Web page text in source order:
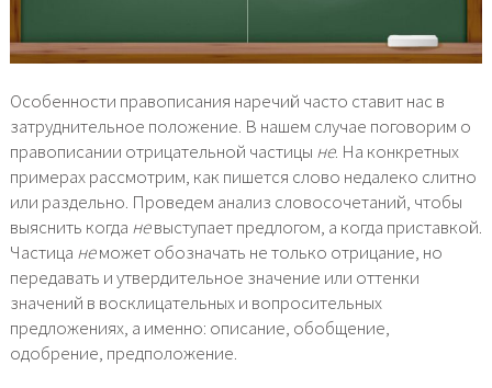
Особенности правописания наречий часто ставит нас в
затруднительное положение. В нашем случае поговорим о
правописании отрицательной частицы не. На конкретных
примерах рассмотрим, как пишется слово недалеко слитно
или раздельно. Проведем анализ словосочетаний, чтобы
выяснить когда невыступает предлогом, а когда приставкой.
Частица неможет обозначать не только отрицание, но
передавать и утвердительное значение или оттенки
значений в восклицательных и вопросительных
предложениях, а именно: описание, обобщение,
одобрение, предположение.